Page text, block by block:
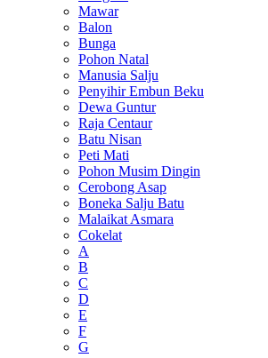
Mawar
Balon
Bunga
Pohon Natal
Manusia Salju
Penyihir Embun Beku
Dewa Guntur
Raja Centaur
Batu Nisan
Peti Mati
Pohon Musim Dingin
Cerobong Asap
Boneka Salju Batu
Malaikat Asmara
Cokelat
A
B
C
D
E
F
G